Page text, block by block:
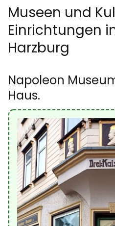
Museen und
Einrichtungen
Harzburg
Napoleon
Haus.